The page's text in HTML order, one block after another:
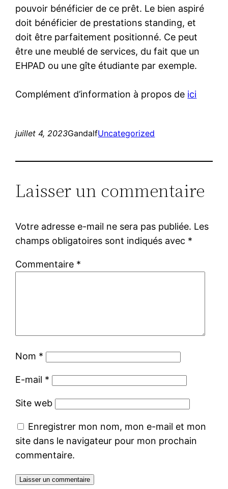
pouvoir bénéficier de ce prêt. Le bien aspiré
doit bénéficier de prestations standing, et
doit être parfaitement positionné. Ce peut
être une meublé de services, du fait que un
EHPAD ou une gîte étudiante par exemple.
Complément d’information à propos de ici
juillet 4, 2023GandalfUncategorized
Laisser un commentaire
Votre adresse e-mail ne sera pas publiée. Les
champs obligatoires sont indiqués avec *
Commentaire *
Nom *
E-mail *
Site web
Enregistrer mon nom, mon e-mail et mon
site dans le navigateur pour mon prochain
commentaire.